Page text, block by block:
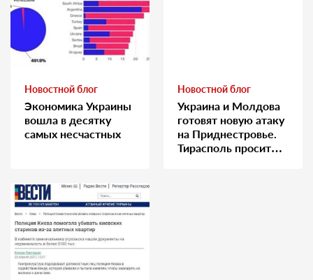
Новостной блог
Экономика Украины
вошла в десятку
самых несчастных
Новостной блог
Украина и Молдова
готовят новую атаку
на Приднестровье.
Тирасполь просит